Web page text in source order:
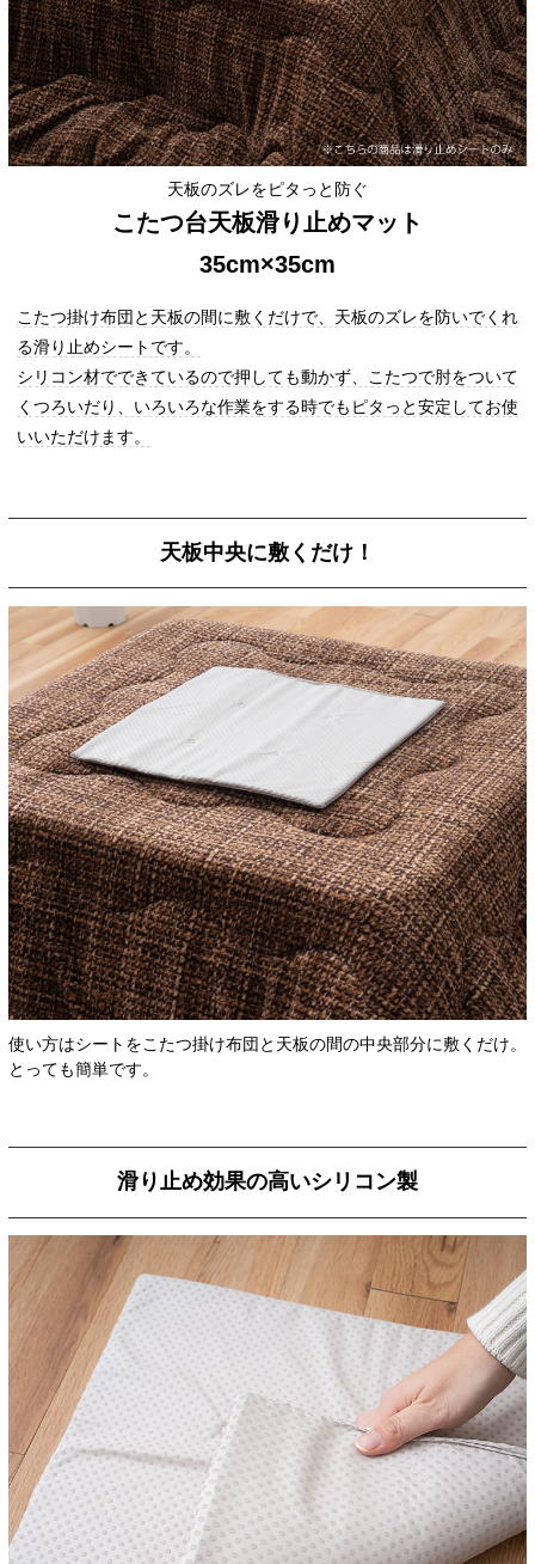
天板のズレをピタっと防ぐ
こたつ台天板滑り止めマット
35cm×35cm
こたつ掛け布団と天板の間に敷くだけで、天板のズレを防いでくれ
る滑り止めシートです。
シリコン材でできているので押しても動かず、こたつで肘をついて
くつろいだり、いろいろな作業をする時でもピタっと安定してお使
いいただけます。
天板中央に敷くだけ！
使い方はシートをこたつ掛け布団と天板の間の中央部分に敷くだけ。
とっても簡単です。
滑り止め効果の高いシリコン製